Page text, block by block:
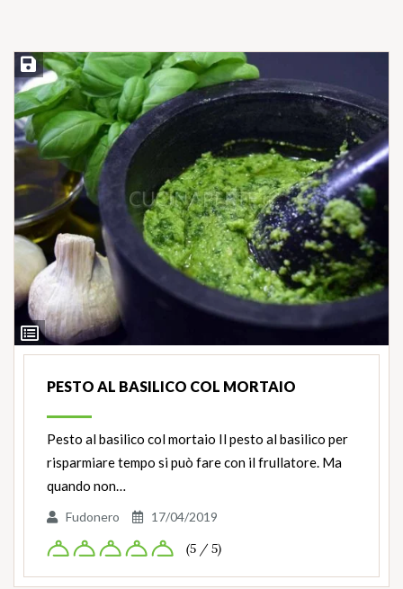
Ingredienti
Salva ricetta
PESTO AL BASILICO COL MORTAIO
Pesto al basilico col mortaio Il pesto al basilico per
risparmiare tempo si può fare con il frullatore. Ma
quando non…
Fudonero 17/04/2019
(5 / 5)